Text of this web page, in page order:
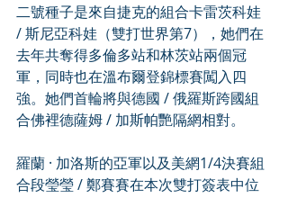
二號種子是來自捷克的組合卡雷茨科娃
/ 斯尼亞科娃（雙打世界第7），她們在
去年共奪得多倫多站和林茨站兩個冠
軍，同時也在溫布爾登錦標賽闖入四
強。她們首輪將與德國 / 俄羅斯跨國組
合佛裡德薩姆 / 加斯帕艷隔網相對。
羅蘭 · 加洛斯的亞軍以及美網1/4決賽組
合段瑩瑩 / 鄭賽賽在本次雙打簽表中位